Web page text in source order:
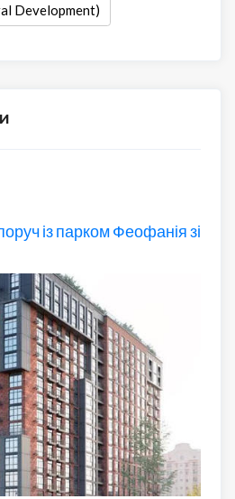
Development)
із парком Феофанія зі